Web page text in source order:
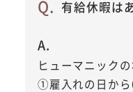
有給休暇は
ヒューマニックの
①雇入れの日から